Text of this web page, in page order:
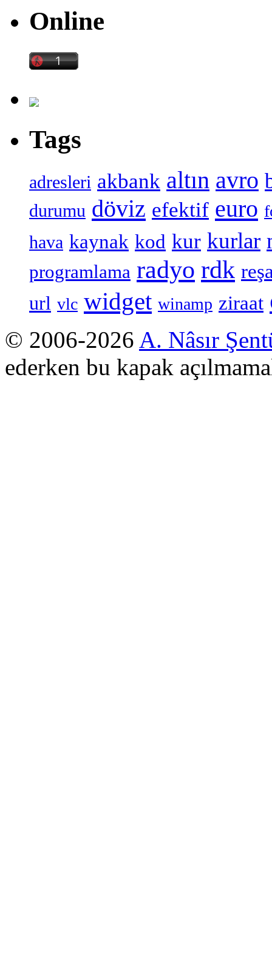
Online
Tags
adresleri akbank altın avro
durumu döviz efektif euro
hava kaynak kod kur kurlar
programlama radyo rdk
url vlc widget winamp ziraat
© 2006-2026 A. Nâsır
ederken bu kapak